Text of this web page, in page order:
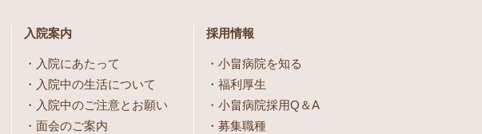
入院案内
入院にあたって
入院中の生活について
入院中のご注意とお願い
面会のご案内
採用情報
小畠病院を知る
福利厚生
小畠病院採用Q＆A
募集職種